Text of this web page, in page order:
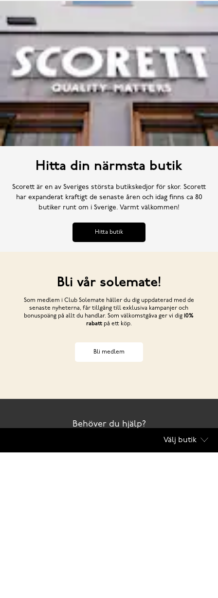
Hitta din närmsta butik
Scorett är en av Sveriges största butikskedjor för skor. Scorett
har expanderat kraftigt de senaste åren och idag finns ca 80
butiker runt om i Sverige. Varmt välkommen!
Hitta butik
Bli vår solemate!
Som medlem i Club Solemate håller du dig uppdaterad med de
senaste nyheterna, får tillgång till exklusiva kampanjer och
bonuspoäng på allt du handlar. Som välkomstgåva ger vi dig10%
rabattpå ett köp.
Bli medlem
Behöver du hjälp?
Kontakta oss Club Solemate
Välj butik